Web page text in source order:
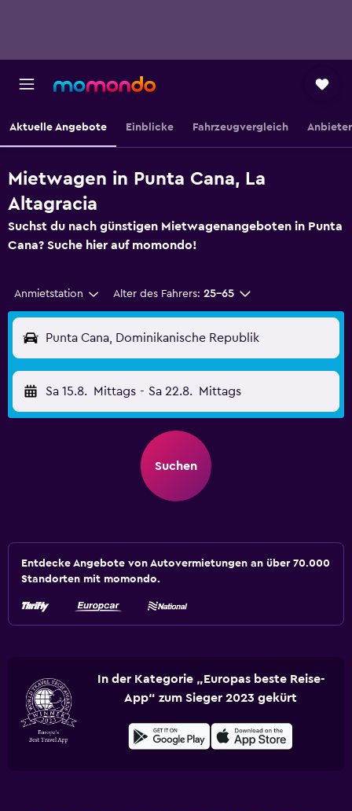
Aktuelle Angebote Einblicke Fahrzeugvergleich
Mietwagen in Punta Cana, La
Altagracia
Suchst du nach günstigen Mietwagenangeboten in Punta
Cana? Suche hier auf momondo!
Anmietstation Alter des Fahrers: 25-65
Punta Cana, Dominikanische Republik
Sa 15.8. Mittags - Sa 22.8. Mittags
Suchen
Entdecke Angebote von Autovermietungen an über 70.000
Standorten mit momondo.
In der Kategorie „Europas beste Reise-
App“ zum Sieger 2023 gekürt